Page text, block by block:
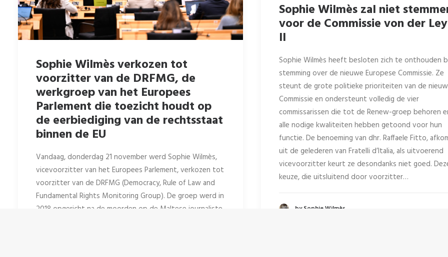
Sophie Wilmès zal niet
voor de Commissie von der
II
Sophie Wilmès heeft besloten zich te onthouden
stemming over de nieuwe Europese Commissie. Ze
steunt de grote politieke prioriteiten van de
Commissie en ondersteunt volledig de vier
commissarissen die tot de Renew-groep behoren
alle nodige kwaliteiten hebben getoond voor hun
functie. De benoeming van dhr. Raffaele Fitto,
uit de gelederen van Fratelli d’Italia, als uitvoerend
vicevoorzitter keurt ze desondanks niet goed.
keuze, die uitsluitend door voorzitter…
by Sophie Wilmès
Sophie Wilmès verkozen tot
voorzitter van de DRFMG, de
werkgroep van het Europees
Parlement die toezicht houdt op
de eerbiediging van de rechtsstaat
binnen de EU
Vandaag, donderdag 21 november werd Sophie Wilmès,
vicevoorzitter van het Europees Parlement, verkozen tot
voorzitter van de DRFMG (Democracy, Rule of Law and
Fundamental Rights Monitoring Group). De groep werd in
2018 opgericht na de moorden op de Maltese journaliste